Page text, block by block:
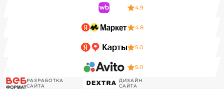
4.9
4.8
5.0
5.0
РАЗРАБОТКА
САЙТА
ДИЗАЙН
САЙТА